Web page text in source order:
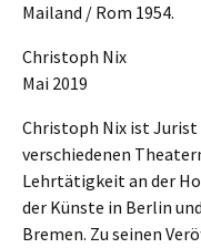
Mailand / Rom 1954.
Chris­toph Nix
Mai 2019
Chris­toph Nix ist
verschie­de­nen
Lehrtä­tig­keit an der
der Künste in Berlin
Bremen. Zu seinen